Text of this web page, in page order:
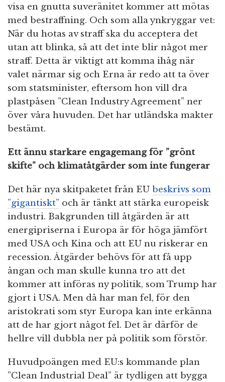
visa en gnutta suveränitet kommer att mötas
med bestraffning. Och som alla ynkryggar vet:
När du hotas av straff ska du acceptera det
utan att blinka, så att det inte blir något mer
straff. Detta är viktigt att komma ihåg när
valet närmar sig och Erna är redo att ta över
som statsminister, eftersom hon vill dra
plastpåsen ”Clean Industry Agreement” ner
över våra huvuden. Det har utländska makter
bestämt.
Ett ännu starkare engagemang för ”grönt
skifte” och klimatåtgärder som inte fungerar
Det här nya skitpaketet från EU beskrivs som
”gigantiskt” och är tänkt att stärka europeisk
industri. Bakgrunden till åtgärden är att
energipriserna i Europa är för höga jämfört
med USA och Kina och att EU nu riskerar en
recession. Åtgärder behövs för att få upp
ångan och man skulle kunna tro att det
kommer att införas ny politik, som Trump har
gjort i USA. Men då har man fel, för den
aristokrati som styr Europa kan inte erkänna
att de har gjort något fel. Det är därför de
hellre vill dubbla ner på politik som förstör.
Huvudpoängen med EU:s kommande plan
”Clean Industrial Deal” är tydligen att bygga